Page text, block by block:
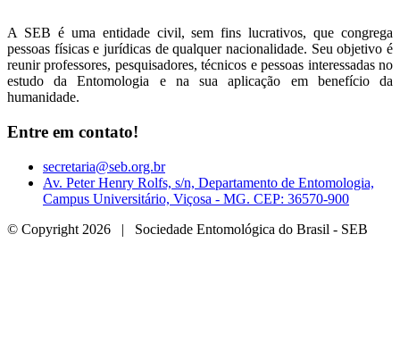
A SEB é uma entidade civil, sem fins lucrativos, que congrega
pessoas físicas e jurídicas de qualquer nacionalidade. Seu objetivo é
reunir professores, pesquisadores, técnicos e pessoas interessadas no
estudo da Entomologia e na sua aplicação em benefício da
humanidade.
Entre em contato!
secretaria@seb.org.br
Av. Peter Henry Rolfs, s/n, Departamento de Entomologia,
Campus Universitário, Viçosa - MG. CEP: 36570-900
© Copyright 2026 | Sociedade Entomológica do Brasil - SEB